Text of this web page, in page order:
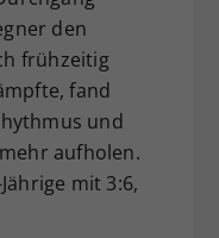
den
frühzeitig
fand
und
aufholen.
mit 3:6,